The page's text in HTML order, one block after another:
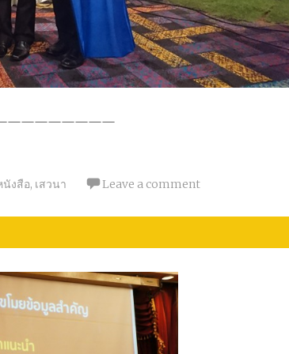
นังสือ, เสวนา Leave a comment